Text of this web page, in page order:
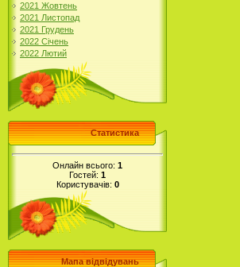
2021 Жовтень
2021 Листопад
2021 Грудень
2022 Січень
2022 Лютий
Статистика
Онлайн всього: 1
Гостей: 1
Користувачів: 0
Мапа відвідувань